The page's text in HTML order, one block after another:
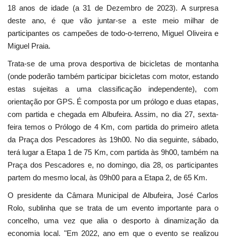
18 anos de idade (a 31 de Dezembro de 2023). A surpresa
deste ano, é que vão juntar-se a este meio milhar de
participantes os campeões de todo-o-terreno, Miguel Oliveira e
Miguel Praia.
Trata-se de uma prova desportiva de bicicletas de montanha
(onde poderão também participar bicicletas com motor, estando
estas sujeitas a uma classificação independente), com
orientação por GPS. É composta por um prólogo e duas etapas,
com partida e chegada em Albufeira. Assim, no dia 27, sexta-
feira temos o Prólogo de 4 Km, com partida do primeiro atleta
da Praça dos Pescadores às 19h00. No dia seguinte, sábado,
terá lugar a Etapa 1 de 75 Km, com partida às 9h00, também na
Praça dos Pescadores e, no domingo, dia 28, os participantes
partem do mesmo local, às 09h00 para a Etapa 2, de 65 Km.
O presidente da Câmara Municipal de Albufeira, José Carlos
Rolo, sublinha que se trata de um evento importante para o
concelho, uma vez que alia o desporto à dinamização da
economia local. "Em 2022, ano em que o evento se realizou